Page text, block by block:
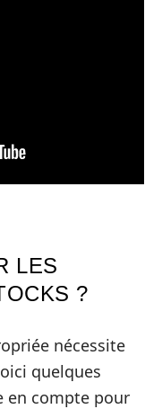
LES
?
nécessite
quelques
en compte pour